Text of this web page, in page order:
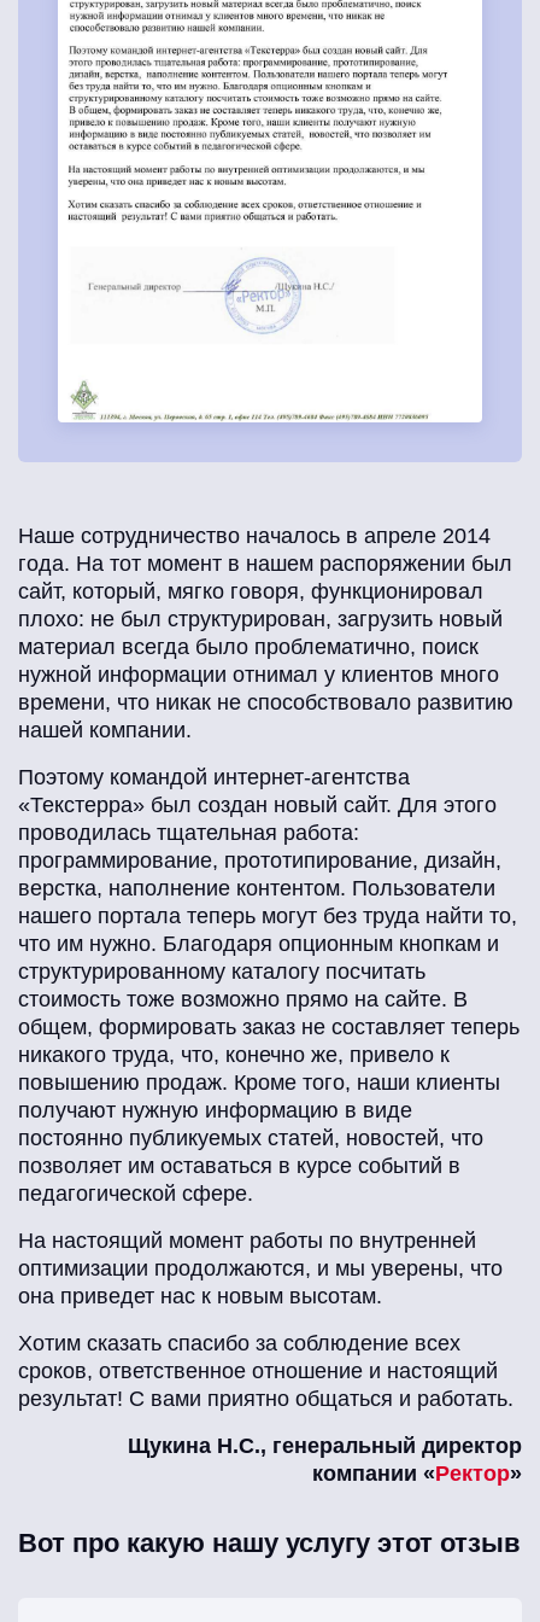
Наше сотрудничество началось в апреле 2014
года. На тот момент в нашем распоряжении был
сайт, который, мягко говоря, функционировал
плохо: не был структурирован, загрузить новый
материал всегда было проблематично, поиск
нужной информации отнимал у клиентов много
времени, что никак не способствовало развитию
нашей компании.
Поэтому командой интернет-агентства
«Текстерра» был создан новый сайт. Для этого
проводилась тщательная работа:
программирование, прототипирование, дизайн,
верстка, наполнение контентом. Пользователи
нашего портала теперь могут без труда найти то,
что им нужно. Благодаря опционным кнопкам и
структурированному каталогу посчитать
стоимость тоже возможно прямо на сайте. В
общем, формировать заказ не составляет теперь
никакого труда, что, конечно же, привело к
повышению продаж. Кроме того, наши клиенты
получают нужную информацию в виде
постоянно публикуемых статей, новостей, что
позволяет им оставаться в курсе событий в
педагогической сфере.
На настоящий момент работы по внутренней
оптимизации продолжаются, и мы уверены, что
она приведет нас к новым высотам.
Хотим сказать спасибо за соблюдение всех
сроков, ответственное отношение и настоящий
результат! С вами приятно общаться и работать.
Щукина Н.С., генеральный директор
компании «Ректор»
Вот про какую нашу услугу этот отзыв